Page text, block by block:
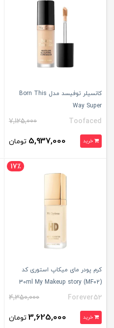
کانسیلر توفیسد مدل Born This
Way Super
Toofaced
7,125,000
خرید 5,937,000 تومان
17٪
کرم پودر مای میکاپ استوری کد
(30ml My Makeup story (MF02
Forever52
4,350,000
خرید 3,625,000 تومان